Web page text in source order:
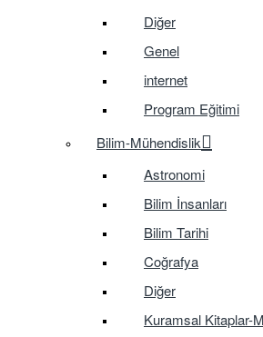
Diğer
Genel
internet
Program Eğitimi
Bilim-Mühendislik
Astronomi
Bilim İnsanları
Bilim Tarihi
Coğrafya
Diğer
Kuramsal Kitaplar-